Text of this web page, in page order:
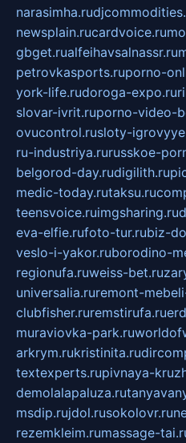
narasimha.ru
newsplain.rucardvoice.ru
gbget.rualfeihavsalnassr.ru
petrovkasports.ruporno-
york-life.rudoroga-expo.ru
slovar-ivrit.ruporno-video-
ovucontrol.rusloty-
ru-industriya.rurusskoe-
belgorod-day.rudigilith.ru
medic-today.rutaksu.ru
teensvoice.ruimgsharing.ru
eva-elfie.rufoto-tur.rubiz-
veslo-i-yakor.ruborodino-
regionufa.ruweiss-bet.ru
universalia.ruremont-
clubfisher.ruremstirufa.ru
muraviovka-park.ru
arkrym.rukristinita.ru
textexperts.rupivnaya-
demolalapaluza.ru
msdip.rujdol.rusokolovr.ru
rezemkleim.rumassage-